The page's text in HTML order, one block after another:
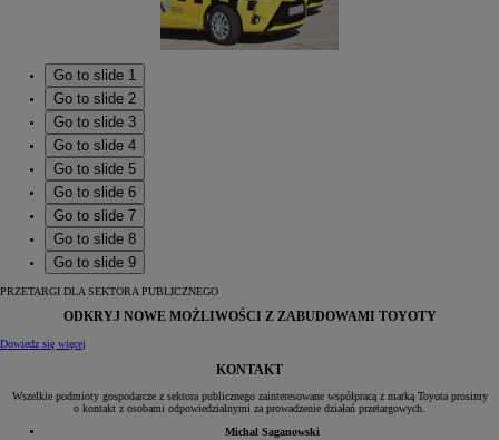
Go to slide 1
Go to slide 2
Go to slide 3
Go to slide 4
Go to slide 5
Go to slide 6
Go to slide 7
Go to slide 8
Go to slide 9
PRZETARGI DLA SEKTORA PUBLICZNEGO
ODKRYJ NOWE MOŻLIWOŚCI Z ZABUDOWAMI TOYOTY
Dowiedz się więcej
KONTAKT
Wszelkie podmioty gospodarcze z sektora publicznego zainteresowane współpracą z marką Toyota prosimy
o kontakt z osobami odpowiedzialnymi za prowadzenie działań przetargowych.
Michał Saganowski